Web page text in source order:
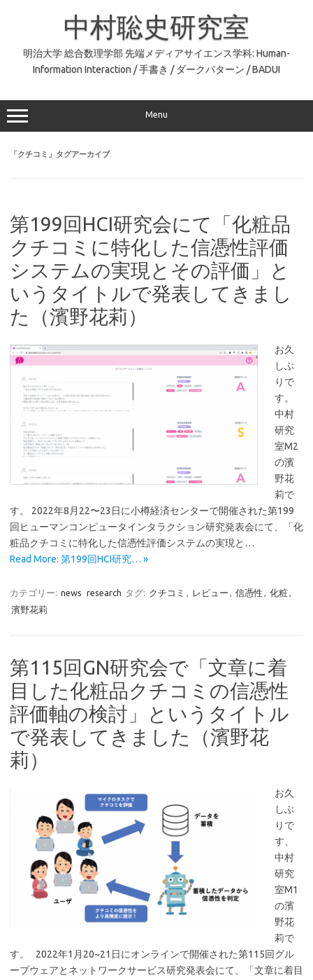
中村聡史研究室
明治大学 総合数理学部 先端メディアサイエンス学科: Human-
Information Interaction / 手書き / ダークパターン / BADUI
Menu
「クチコミ 」タグアーカイブ
第199回HCI研究会にて「化粧品
クチコミに特化した信憑性評価
システムの実現とその評価」と
いうタイトルで発表してきまし
た（濱野花莉）
お久
しぶ
りで
す。
中村
研究
室M2
の濱
野花
莉で
す。 2022年8月22〜23日に小樽経済センターで開催された第199
回ヒューマンコンピュータインタラクション研究発表会にて、「化
粧品クチコミに特化した信憑性評価システムの実現と…
Read More: 第199回HCI研究… »
カテゴリー: news research タグ: クチコミ , レビュー , 信憑性 , 化粧,
濱野花莉
第115回GN研究会で「文章に着
目した化粧品クチコミの信憑性
評価軸の検討」というタイトル
で発表してきました（濱野花
莉）
お久
しぶ
りで
す、
中村
研究
室M1
の濱
野花
莉で
す。 2022年1月20~21日にオンラインで開催された第115回グル
ープウェアとネットワークサービス研究発表会にて、「文章に着目